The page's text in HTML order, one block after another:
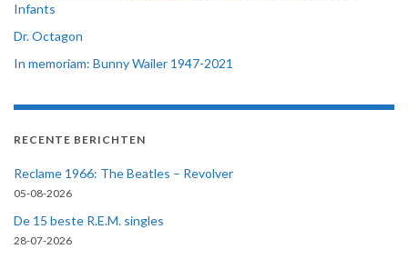
Infants
Dr. Octagon
In memoriam: Bunny Wailer 1947-2021
RECENTE BERICHTEN
Reclame 1966: The Beatles – Revolver
05-08-2026
De 15 beste R.E.M. singles
28-07-2026